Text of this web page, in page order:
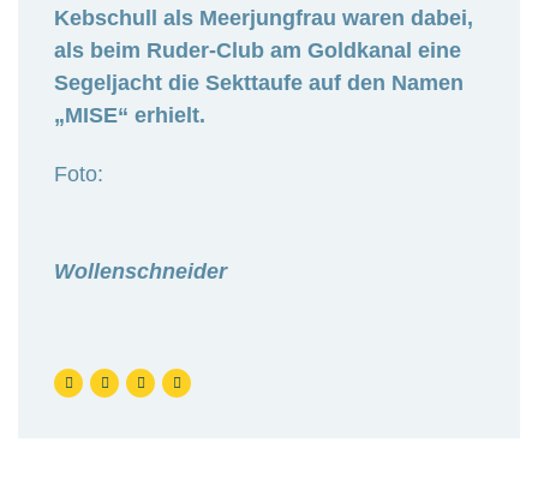
Kebschull als Meerjungfrau waren dabei,
als beim Ruder-Club am Goldkanal eine
Segeljacht die Sekttaufe auf den Namen
„MISE“ erhielt.
Foto:
Wollenschneider